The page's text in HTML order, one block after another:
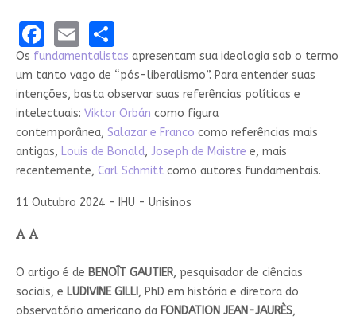
Facebook
EmailShare
Os fundamentalistas apresentam sua ideologia sob o termo
um tanto vago de “pós-liberalismo”. Para entender suas
intenções, basta observar suas referências políticas e
intelectuais: Viktor Orbán como figura
contemporânea, Salazar e Franco como referências mais
antigas, Louis de Bonald, Joseph de Maistre e, mais
recentemente, Carl Schmittcomo autores fundamentais.
11 Outubro 2024 - IHU - Unisinos
O artigo é de BENOÎT GAUTIER, pesquisador de ciências
sociais, e LUDIVINE GILLI , PhD em história e diretora do
observatório americano da FONDATION JEAN-JAURÈS,